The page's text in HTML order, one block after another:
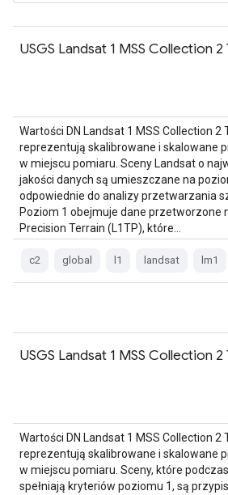
USGS Landsat 1 MSS Collection 2
Wartości DN Landsat 1 MSS Collection 2
reprezentują skalibrowane i skalowane
w miejscu pomiaru. Sceny Landsat o
jakości danych są umieszczane na
odpowiednie do analizy przetwarzania
Poziom 1 obejmuje dane przetworzone
Precision Terrain (L1TP), które…
c2 global l1 landsat lm1
USGS Landsat 1 MSS Collection
Wartości DN Landsat 1 MSS Collection 2
reprezentują skalibrowane i skalowane
w miejscu pomiaru. Sceny, które
spełniają kryteriów poziomu 1, są